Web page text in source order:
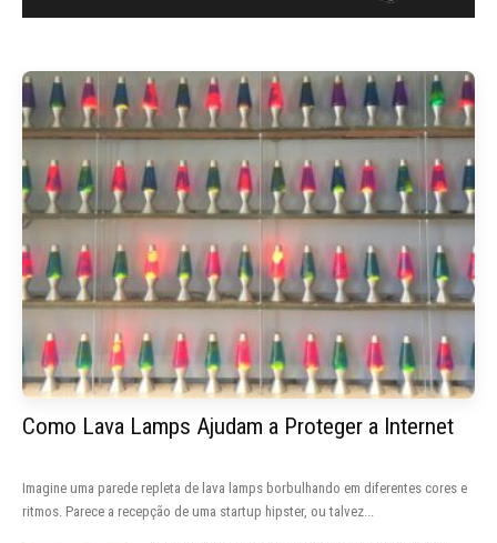
Como Lava Lamps Ajudam a Proteger a Internet
Imagine uma parede repleta de lava lamps borbulhando em diferentes cores e
ritmos. Parece a recepção de uma startup hipster, ou talvez...